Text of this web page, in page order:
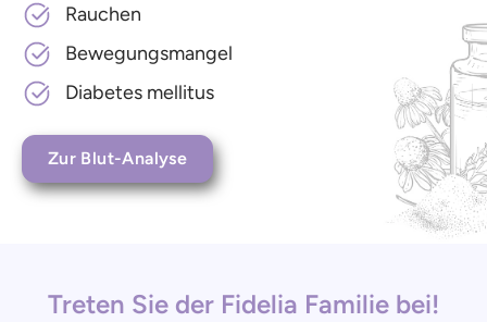
Rauchen
Bewegungsmangel
Diabetes mellitus
Zur Blut-Analyse
Treten Sie der Fidelia Familie bei!